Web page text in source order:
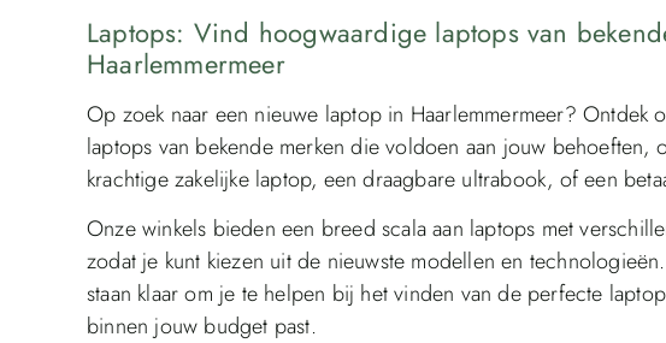
Laptops: Vind hoogwaardige laptops van
Haarlemmermeer
Op zoek naar een nieuwe laptop in Haarlemmermeer? Ontdek
laptops van bekende merken die voldoen aan jouw behoeften,
krachtige zakelijke laptop, een draagbare ultrabook, of een
Onze winkels bieden een breed scala aan laptops met
zodat je kunt kiezen uit de nieuwste modellen en
staan klaar om je te helpen bij het vinden van de perfecte
binnen jouw budget past.